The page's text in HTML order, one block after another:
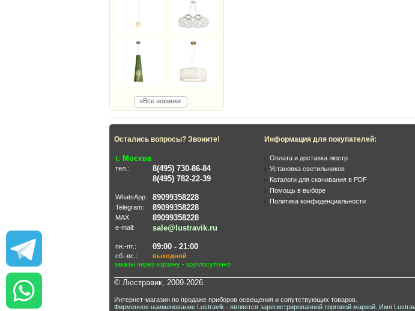
»Все новинки
Остались вопросы? Звоните!
г. Москва
тел.:
8(495) 730-86-84
8(495) 782-22-39
WhatsApp: 89099358228
Telegram: 89099358228
MAX 89099358228
e-mail: sale@lustravik.ru
пн.-пт.: 09:00 - 21:00
сб.-вс.:
выходной
заказы через корзину - круглосуточно
Информация для покупателей:
Оплата и доставка люстр
Установка светильников
Каталоги для скачивания в PDF
Помощь в выборе
Политика конфиденциальности
© Люстравик, 2009-2026.
Интернет-магазин по продаже приборов освещения и сопутствующих товаров.
Фирменное наименование Lustravik - является зарегистрированной торговой маркой. Имя